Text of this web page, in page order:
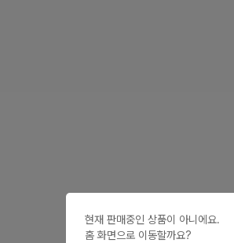
현재 판매중인 상품이 아니에요.
홈 화면으로 이동할까요?